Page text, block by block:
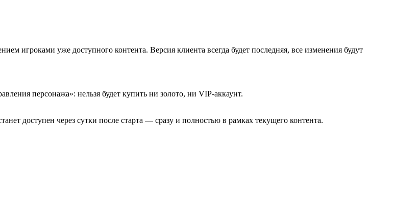
игроками уже доступного контента. Версия клиента всегда будет последняя, все изменения будут
персонажа»: нельзя будет купить ни золото, ни VIP-аккаунт.
доступен через сутки после старта — сразу и полностью в рамках текущего контента.